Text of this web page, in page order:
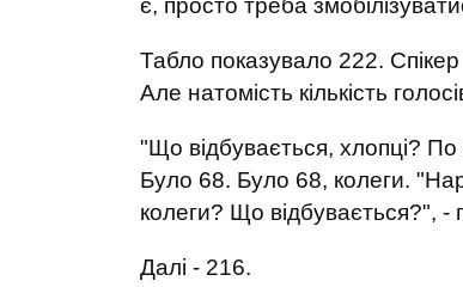
є, просто треба
Табло показувало 222.
Але натомість кількість
"Що відбувається, хлопці?
Було 68. Було 68, колеги.
колеги? Що відбувається?", -
Далі - 216.